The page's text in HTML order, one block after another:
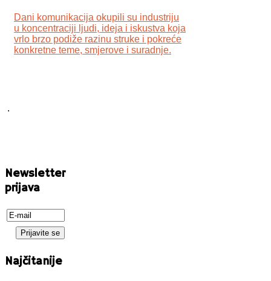
Dani komunikacija okupili su industriju
u koncentraciji ljudi, ideja i iskustva koja
vrlo brzo podiže razinu struke i pokreće
konkretne teme, smjerove i suradnje.
.
Newsletter
prijava
Najčitanije